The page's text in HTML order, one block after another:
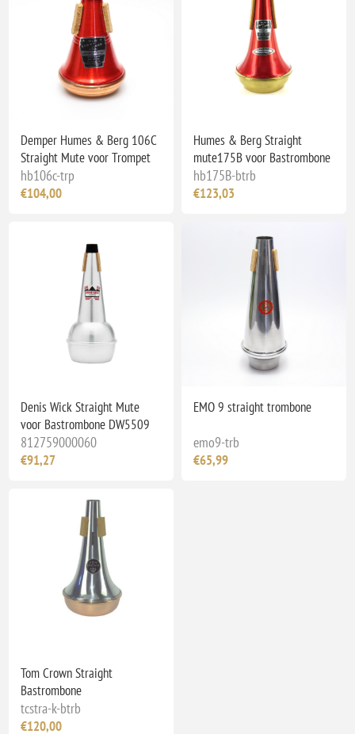
Demper Humes & Berg 106C
Straight Mute voor Trompet
hb106c-trp
€104,00
Humes & Berg Straight
mute175B voor Bastrombone
hb175B-btrb
€123,03
Denis Wick Straight Mute
voor Bastrombone DW5509
812759000060
€91,27
EMO 9 straight trombone
emo9-trb
€65,99
Tom Crown Straight
Bastrombone
tcstra-k-btrb
€120,00